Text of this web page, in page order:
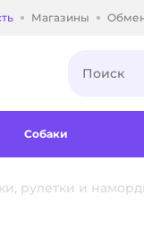
доставки.
Магазины
Собаки
рулетки и